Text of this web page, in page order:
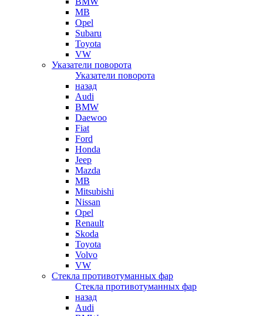
MB
Opel
Subaru
Toyota
VW
Указатели поворота
Указатели поворота
назад
Audi
BMW
Daewoo
Fiat
Ford
Honda
Jeep
Mazda
MB
Mitsubishi
Nissan
Opel
Renault
Skoda
Toyota
Volvo
VW
Стекла противотуманных фар
Стекла противотуманных фар
назад
Audi